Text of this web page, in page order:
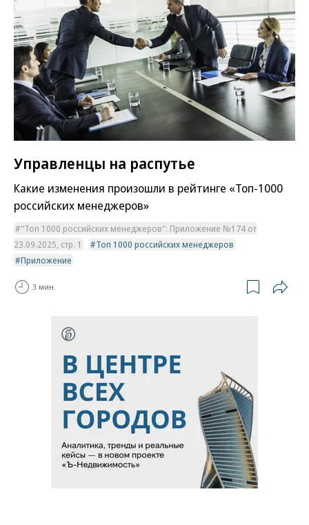
Управленцы на распутье
Какие изменения произошли в рейтинге «Топ-1000
российских менеджеров»
"Топ 1000 российских менеджеров". Приложение №174 от
23.09.2025, стр. 1
Топ 1000 российских менеджеров
Приложение
3 мин.